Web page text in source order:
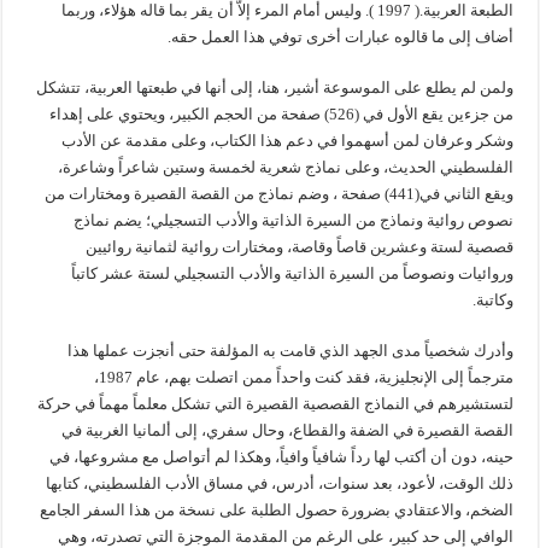
الطبعة العربية.( 1997 ). وليس أمام المرء إلاّ أن يقر بما قاله هؤلاء، وربما
أضاف إلى ما قالوه عبارات أخرى توفي هذا العمل حقه.
ولمن لم يطلع على الموسوعة أشير، هنا، إلى أنها في طبعتها العربية، تتشكل
من جزءين يقع الأول في (526) صفحة من الحجم الكبير، ويحتوي على إهداء
وشكر وعرفان لمن أسهموا في دعم هذا الكتاب، وعلى مقدمة عن الأدب
الفلسطيني الحديث، وعلى نماذج شعرية لخمسة وستين شاعراً وشاعرة،
ويقع الثاني في(441) صفحة ، وضم نماذج من القصة القصيرة ومختارات من
نصوص روائية ونماذج من السيرة الذاتية والأدب التسجيلي؛ يضم نماذج
قصصية لستة وعشرين قاصاً وقاصة، ومختارات روائية لثمانية روائيين
وروائيات ونصوصاً من السيرة الذاتية والأدب التسجيلي لستة عشر كاتباً
وكاتبة.
وأدرك شخصياً مدى الجهد الذي قامت به المؤلفة حتى أنجزت عملها هذا
مترجماً إلى الإنجليزية، فقد كنت واحداً ممن اتصلت بهم، عام 1987،
لتستشيرهم في النماذج القصصية القصيرة التي تشكل معلماً مهماً في حركة
القصة القصيرة في الضفة والقطاع، وحال سفري، إلى ألمانيا الغربية في
حينه، دون أن أكتب لها رداً شافياً وافياً، وهكذا لم أتواصل مع مشروعها، في
ذلك الوقت، لأعود، بعد سنوات، أدرس، في مساق الأدب الفلسطيني، كتابها
الضخم، والاعتقادي بضرورة حصول الطلبة على نسخة من هذا السفر الجامع
الوافي إلى حد كبير، على الرغم من المقدمة الموجزة التي تصدرته، وهي